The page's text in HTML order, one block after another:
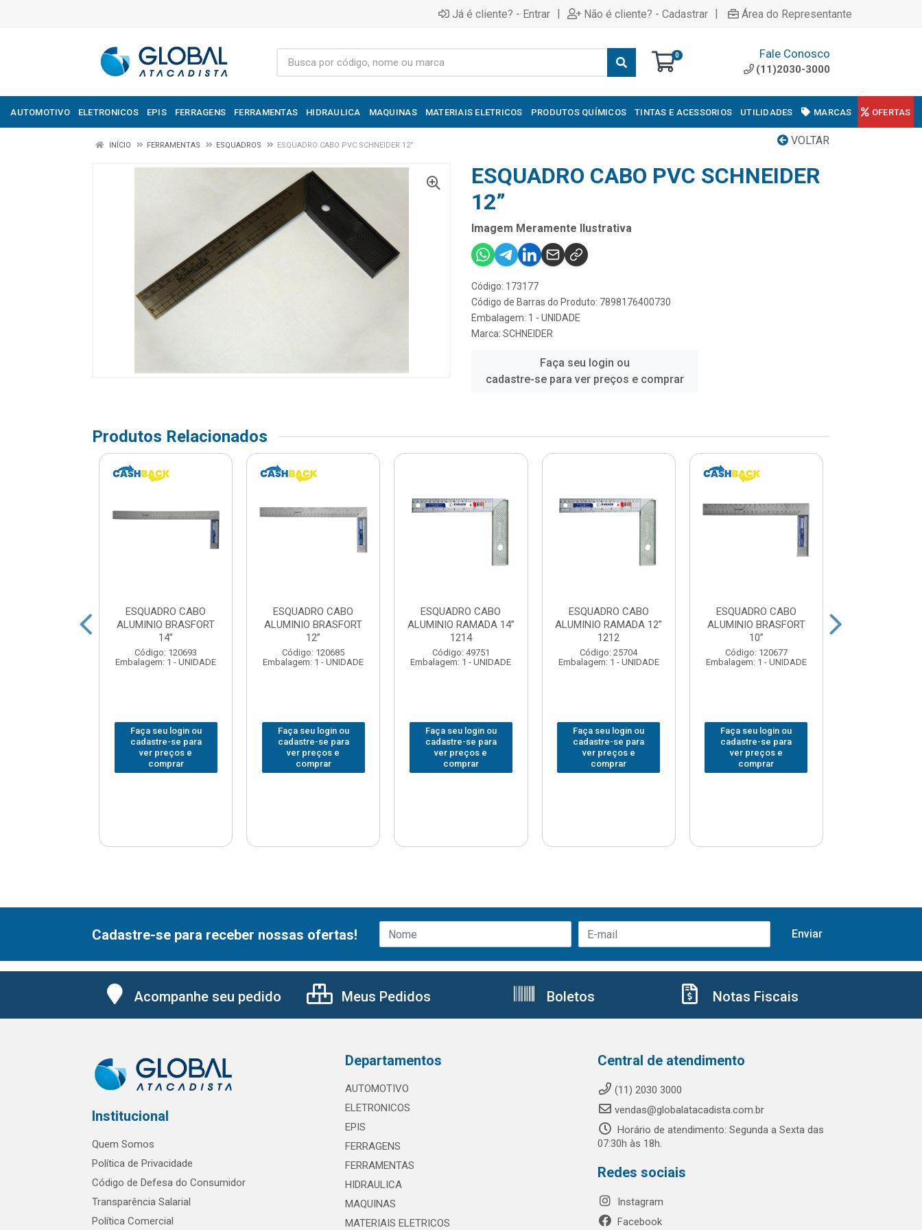
Já é cliente? - Entrar | Não é cliente? - Cadastrar | Área do Representante
0 Fale Conosco
(11)2030-3000
AUTOMOTIVO ELETRONICOS EPIS FERRAGENS FERRAMENTAS HIDRAULICA MAQUINAS MATERIAIS ELETRICOS PRODUTOS QUÍMICOS TINTAS E ACESSORIOS UTILIDADES MARCAS OFERTAS
VOLTAR
INÍCIO FERRAMENTAS ESQUADROS ESQUADRO CABO PVC SCHNEIDER 12”
ESQUADRO CABO PVC SCHNEIDER
12”
Imagem Meramente Ilustrativa
Código: 173177
Código de Barras do Produto: 7898176400730
Embalagem: 1 - UNIDADE
Marca: SCHNEIDER
Faça seu login ou
cadastre-se para ver preços e comprar
Produtos Relacionados
ESQUADRO CABO
ALUMINIO BRASFORT
14”
Código: 120693
Embalagem: 1 - UNIDADE
Faça seu login ou
cadastre-se para
ver preços e
comprar
ESQUADRO CABO
ALUMINIO BRASFORT
12”
Código: 120685
Embalagem: 1 - UNIDADE
Faça seu login ou
cadastre-se para
ver preços e
comprar
ESQUADRO CABO
ALUMINIO RAMADA 14”
1214
Código: 49751
Embalagem: 1 - UNIDADE
Faça seu login ou
cadastre-se para
ver preços e
comprar
ESQUADRO CABO
ALUMINIO RAMADA 12”
1212
Código: 25704
Embalagem: 1 - UNIDADE
Faça seu login ou
cadastre-se para
ver preços e
comprar
ESQUADRO CABO
ALUMINIO BRASFORT
10”
Código: 120677
Embalagem: 1 - UNIDADE
Faça seu login ou
cadastre-se para
ver preços e
comprar
Cadastre-se para receber nossas ofertas!
Acompanhe seu pedido Meus Pedidos Boletos Notas Fiscais
Institucional
Quem Somos
Política de Privacidade
Código de Defesa do Consumidor
Transparência Salarial
Política Comercial
Departamentos
AUTOMOTIVO
ELETRONICOS
EPIS
FERRAGENS
FERRAMENTAS
HIDRAULICA
MAQUINAS
MATERIAIS ELETRICOS
Central de atendimento
(11) 2030 3000
vendas@globalatacadista.com.br
Horário de atendimento: Segunda a Sexta das
07:30h às 18h.
Redes sociais
Instagram
Facebook